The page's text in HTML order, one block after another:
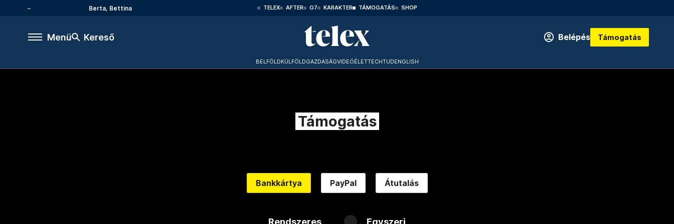
Berta, Bettina TELEX AFTER G7 KARAKTER TÁMOGATÁS SHOP
Menü Kereső Belépés Támogatás
BELFÖLDKÜLFÖLDGAZDASÁGVIDEÓÉLETTECHTUDENGLISH
Támogatás
Bankkártya PayPal Átutalás
Rendszeres Egyszeri